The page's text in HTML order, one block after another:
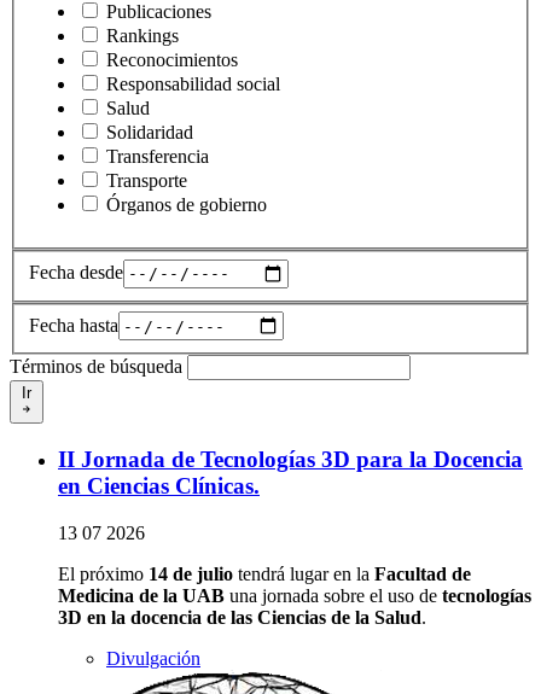
Publicaciones
Rankings
Reconocimientos
Responsabilidad social
Salud
Solidaridad
Transferencia
Transporte
Órganos de gobierno
Fecha desde
Fecha hasta
Términos de búsqueda
Ir
II Jornada de Tecnologías 3D para la Docencia
en Ciencias Clínicas.
13 07 2026
El próximo 14 de julio tendrá lugar en la Facultad de
Medicina de la UAB una jornada sobre el uso de tecnologías
3D en la docencia de las Ciencias de la Salud.
Divulgación